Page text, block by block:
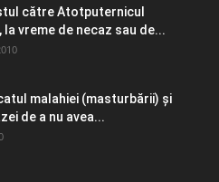
către Atotputernicul
la vreme de necaz sau de...
malahiei (masturbării) şi
de a nu avea...